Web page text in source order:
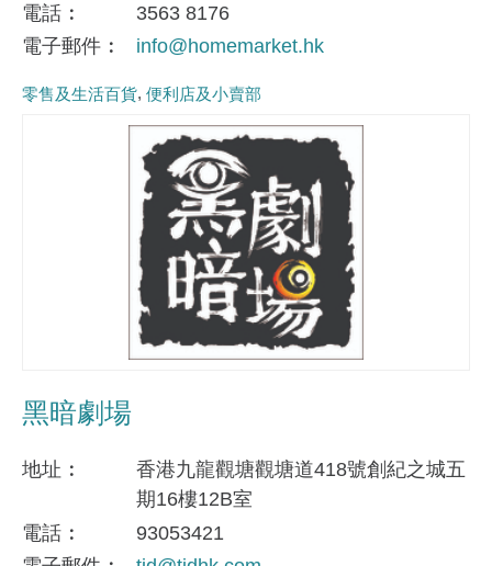
電話
3563 8176
電子郵件
info@homemarket.hk
零售及生活百貨 便利店及小賣部
黑暗劇場
地址
香港九龍觀塘觀塘道418號創紀之城五
期16樓12B室
電話
93053421